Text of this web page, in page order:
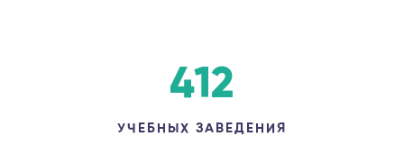
412
УЧЕБНЫХ ЗАВЕДЕНИЯ